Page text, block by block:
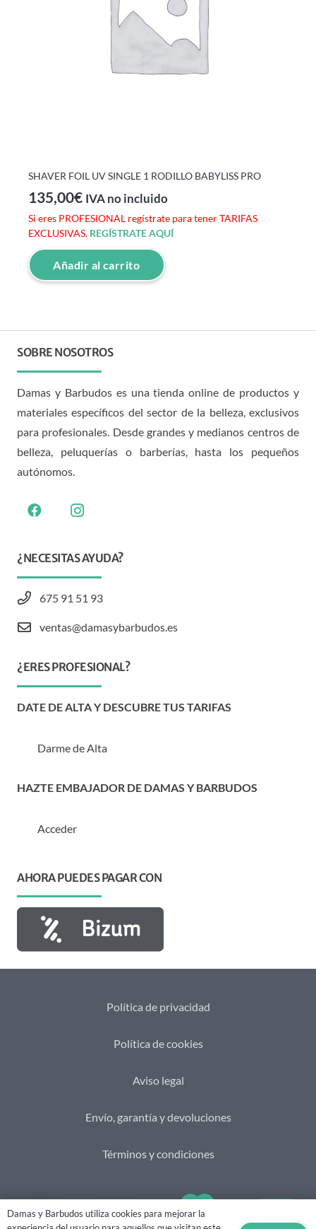
SHAVER FOIL UV SINGLE 1 RODILLO BABYLISS PRO
135,00€ IVA no incluido
Si eres PROFESIONAL regístrate para tener TARIFAS
EXCLUSIVAS. REGÍSTRATE AQUÍ
Añadir al carrito
SOBRE NOSOTROS
Damas y Barbudos es una tienda online de productos y
materiales específicos del sector de la belleza, exclusivos
para profesionales. Desde grandes y medianos centros de
belleza, peluquerías o barberías, hasta los pequeños
autónomos.
¿NECESITAS AYUDA?
675 91 51 93
ventas@damasybarbudos.es
¿ERES PROFESIONAL?
DATE DE ALTA Y DESCUBRE TUS TARIFAS
Darme de Alta
HAZTE EMBAJADOR DE DAMAS Y BARBUDOS
Acceder
AHORA PUEDES PAGAR CON
Política de privacidad
Política de cookies
Aviso legal
Envío, garantía y devoluciones
Términos y condiciones
Damas y Barbudos utiliza cookies para mejorar la